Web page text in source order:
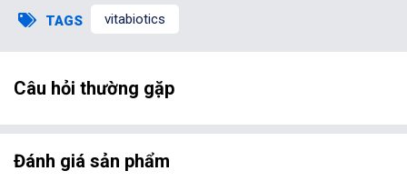
TAGS vitabiotics
Câu hỏi thường gặp
Đánh giá sản phẩm